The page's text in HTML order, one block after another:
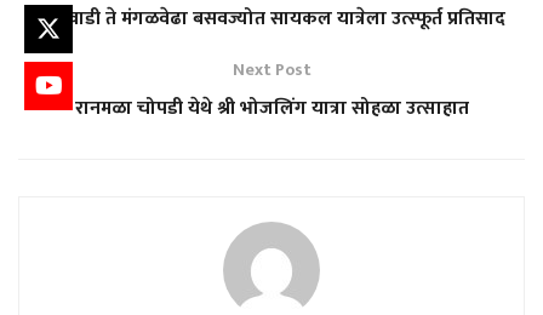
बागेवाडी ते मंगळवेढा बसवज्योत सायकल यात्रेला उत्स्फूर्त प्रतिसाद
Next Post
रानमळा चोपडी येथे श्री भोजलिंग यात्रा सोहळा उत्साहात